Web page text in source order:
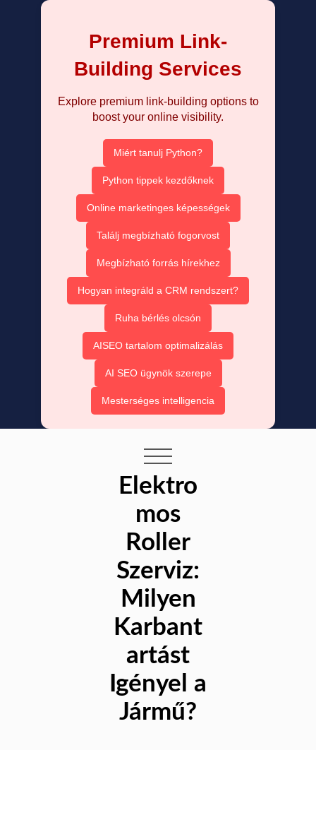
Premium Link-
Building Services
Explore premium link-building options to
boost your online visibility.
Miért tanulj Python?
Python tippek kezdőknek
Online marketinges képességek
Találj megbízható fogorvost
Megbízható forrás hírekhez
Hogyan integráld a CRM rendszert?
Ruha bérlés olcsón
AISEO tartalom optimalizálás
AI SEO ügynök szerepe
Mesterséges intelligencia
Elektro
mos
Roller
Szerviz:
Milyen
Karbant
artást
Igényel a
Jármű?